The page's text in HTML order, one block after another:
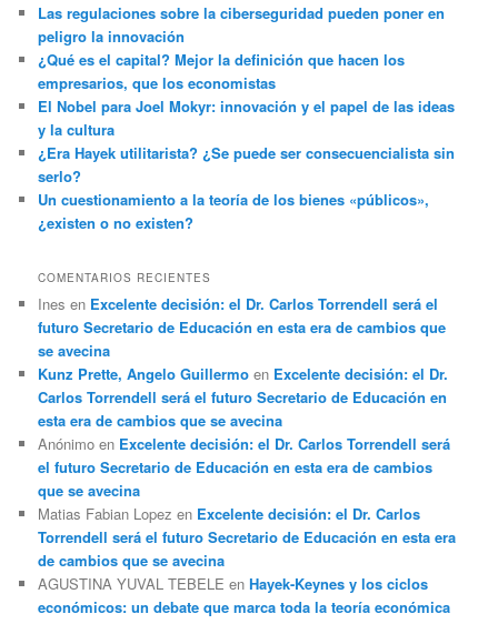
Las regulaciones sobre la ciberseguridad pueden poner en
peligro la innovación
¿Qué es el capital? Mejor la definición que hacen los
empresarios, que los economistas
El Nobel para Joel Mokyr: innovación y el papel de las ideas
y la cultura
¿Era Hayek utilitarista? ¿Se puede ser consecuencialista sin
serlo?
Un cuestionamiento a la teoría de los bienes «públicos»,
¿existen o no existen?
COMENTARIOS RECIENTES
Ines en Excelente decisión: el Dr. Carlos Torrendell será el
futuro Secretario de Educación en esta era de cambios que
se avecina
Kunz Prette, Angelo Guillermo en Excelente decisión: el Dr.
Carlos Torrendell será el futuro Secretario de Educación en
esta era de cambios que se avecina
Anónimo en Excelente decisión: el Dr. Carlos Torrendell será
el futuro Secretario de Educación en esta era de cambios
que se avecina
Matias Fabian Lopez en Excelente decisión: el Dr. Carlos
Torrendell será el futuro Secretario de Educación en esta era
de cambios que se avecina
AGUSTINA YUVAL TEBELE enHayek-Keynes y los ciclos
económicos: un debate que marca toda la teoría económica